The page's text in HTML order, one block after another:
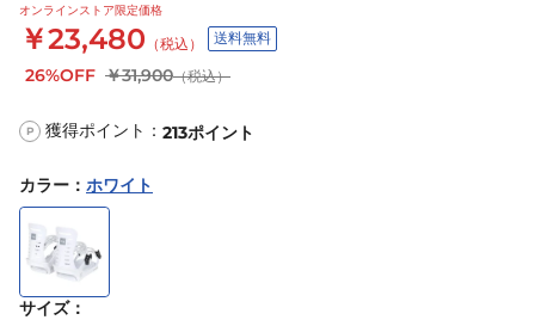
オンラインストア限定価格
￥23,480 （税込） 送料無料
26%OFF ￥31,900（税込）
P 獲得ポイント： 213ポイント
カラー ： ホワイト
サイズ：